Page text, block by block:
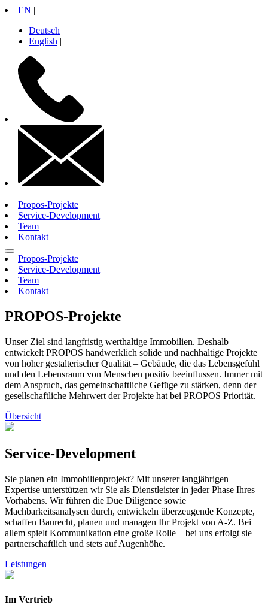
Zum
springen
EN |
Deutsch |
English |
+49
30
26
10
contactinfo
Propos-Projekte
Service-Development
Team
Kontakt
Propos-Projekte
Service-Development
Team
Kontakt
PROPOS-Projekte
Unser Ziel sind langfristig werthaltige Immobilien. Deshalb
entwickelt PROPOS handwerklich solide und nachhaltige Projekte
von hoher gestalterischer Qualität – Gebäude, die das Lebensgefühl
und den Lebensraum von Menschen positiv beeinflussen. Immer mit
dem Anspruch, das gemeinschaftliche Gefüge zu stärken, denn der
gesellschaftliche Mehrwert der Projekte hat bei PROPOS Priorität.
Übersicht
Service-Development
Sie planen ein Immobilienprojekt? Mit unserer langjährigen
Expertise unterstützen wir Sie als Dienstleister in jeder Phase Ihres
Vorhabens. Wir führen die Due Diligence sowie
Machbarkeitsanalysen durch, entwickeln überzeugende Konzepte,
schaffen Baurecht, planen und managen Ihr Projekt von A-Z. Bei
allem spielt Kommunikation eine große Rolle – bei uns erfolgt sie
partnerschaftlich und stets auf Augenhöhe.
Leistungen
Im Vertrieb